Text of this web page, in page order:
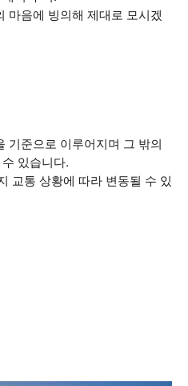
마음에 빙의해 제대로 모시겠
기준으로 이루어지며 그 밖의
있습니다.
교통 상황에 따라 변동될 수 있